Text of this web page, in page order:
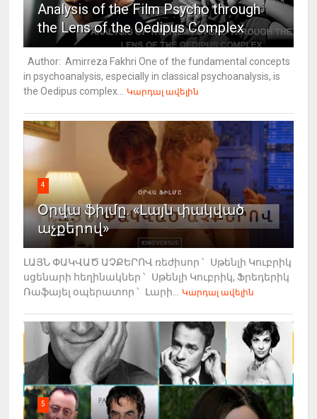
Analysis of the Film Psycho through
the Lens of the Oedipus Complex
Author: Amirreza Fakhri One of the fundamental concepts
in psychoanalysis, especially in classical psychoanalysis, is
the Oedipus complex...
Կարդալ ավելին
4
Օրվա ֆիլմը. «Լայն փակված
աչքերով»
ԼԱՅՆ ՓԱԿՎԱԾ ԱՉՔԵՐՈՎ ռեժիսոր ՝ Սթենլի Կուբրիկ
սցենարի հեղինակներ ՝ Սթենլի Կուբրիկ, Ֆրեդերիկ
Ռաֆայել օպերատոր ՝ Լարի...
Կարդալ ավելին
5